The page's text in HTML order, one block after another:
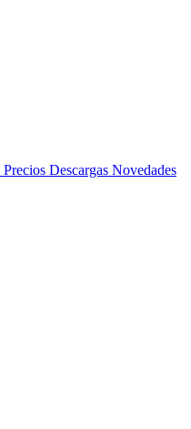
Precios Descargas Novedades